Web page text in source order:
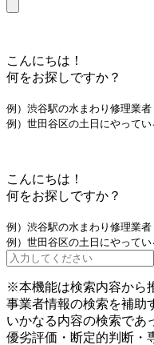
こんにちは！
何をお探しですか？
例）渋谷駅の水まわり修理業者
例）世田谷区の土日にやってい
こんにちは！
何をお探しですか？
例）渋谷駅の水まわり修理業者
例）世田谷区の土日にやってい
※本機能は検索内容から
事業者情報の検索を補助
いかなる内容の検索であ
優劣評価・断定的判断・